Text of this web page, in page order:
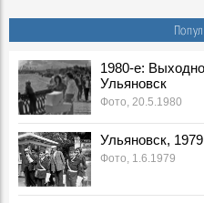
По ульяновскому проекту
События, 7 Августа 1977
7 августа 1980 года погиб в
Владимир Лаптев
События, 7 Августа 1980
Телеграмма
События, 7 Августа 1981
Сюда идут миллионы
События, 7 Августа 1982
1980-е:
Ульяновск
Фото, 20.5.1980
Ульяновск, 1979
Фото, 1.6.1979